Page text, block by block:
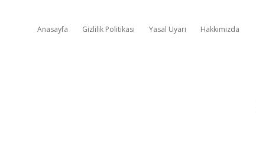
Anasayfa Gizlilik Politikası Yasal Uyarı Hakkımızda